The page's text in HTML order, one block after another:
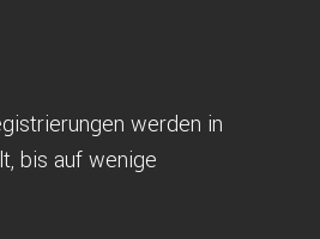
werden in
bis auf wenige